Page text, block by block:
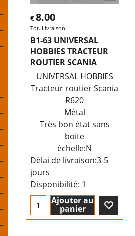
€8.00
Tot. Livraison
B1-63 UNIVERSAL
HOBBIES TRACTEUR
ROUTIER SCANIA
UNIVERSAL HOBBIES
Tracteur routier Scania
R620
Métal
Très bon état sans
boite
échelle:N
Délai de livraison:3-5
jours
Disponibilité: 1
Ajouter au
panier